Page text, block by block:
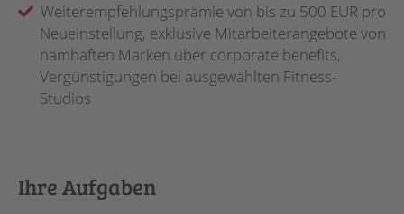
Ihre Aufgaben
Weiterempfehlungsprämie von bis zu 500 EUR pro
Neueinstellung, exklusive Mitarbeiterangebote von
namhaften Marken über corporate benefits,
Vergünstigungen bei ausgewählten Fitness-
Studios